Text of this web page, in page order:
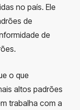
no país. Ele
de
de
o que
altos padrões
trabalha com a